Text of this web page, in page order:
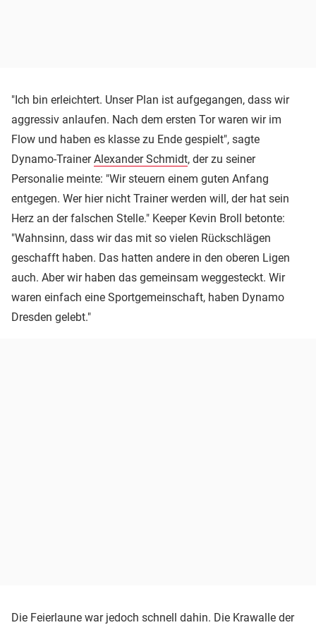
"Ich bin erleichtert. Unser Plan ist aufgegangen, dass wir
aggressiv anlaufen. Nach dem ersten Tor waren wir im
Flow und haben es klasse zu Ende gespielt", sagte
Dynamo-TrainerAlexander Schmidt, der zu seiner
Personalie meinte: "Wir steuern einem guten Anfang
entgegen. Wer hier nicht Trainer werden will, der hat sein
Herz an der falschen Stelle." Keeper Kevin Broll betonte:
"Wahnsinn, dass wir das mit so vielen Rückschlägen
geschafft haben. Das hatten andere in den oberen Ligen
auch. Aber wir haben das gemeinsam weggesteckt. Wir
waren einfach eine Sportgemeinschaft, haben Dynamo
Dresden gelebt."
Die Feierlaune war jedoch schnell dahin. Die Krawalle der